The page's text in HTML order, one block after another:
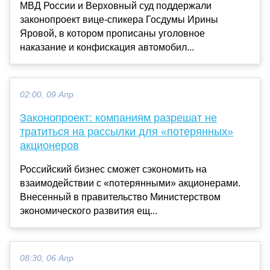
МВД России и Верховный суд поддержали
законопроект вице-спикера Госдумы Ирины
Яровой, в котором прописаны уголовное
наказание и конфискация автомобил...
02:00, 09 Апр
Законопроект: компаниям разрешат не
тратиться на рассылки для «потерянных»
акционеров
Российский бизнес сможет сэкономить на
взаимодействии с «потерянными» акционерами.
Внесенный в правительство Министерством
экономического развития ещ...
08:30, 06 Апр